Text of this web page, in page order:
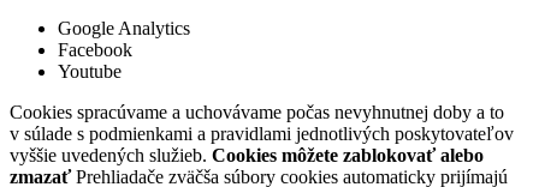
Google Analytics
Facebook
Youtube
Cookies spracúvame a uchovávame počas nevyhnutnej doby a to
v súlade s podmienkami a pravidlami jednotlivých poskytovateľov
vyššie uvedených služieb. Cookies môžete zablokovať alebo
zmazaťPrehliadače zväčša súbory cookies automaticky prijímajú